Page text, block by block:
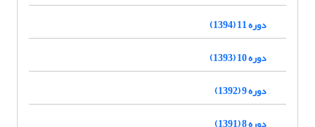
دوره 11 (1394)
دوره 10 (1393)
دوره 9 (1392)